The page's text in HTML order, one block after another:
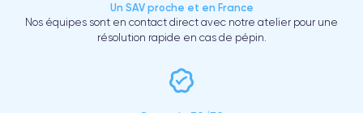
Un SAV proche et en France
Nos équipes sont en contact direct avec notre atelier pour une
résolution rapide en cas de pépin.